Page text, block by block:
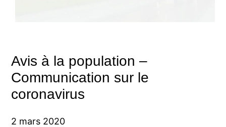
Avis à la population –
Communication sur le
coronavirus
2 mars 2020